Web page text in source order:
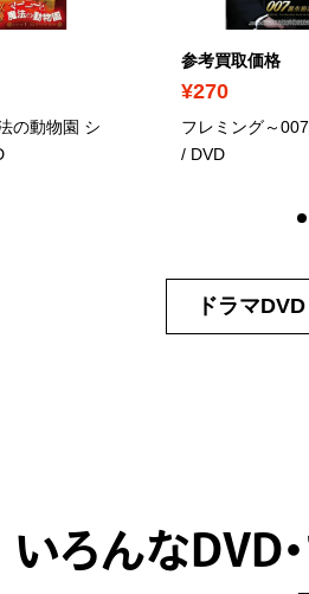
の動物園 シ
参考買取価格
¥270
フレミング～
/ DVD
ドラマ
いろんなDVD